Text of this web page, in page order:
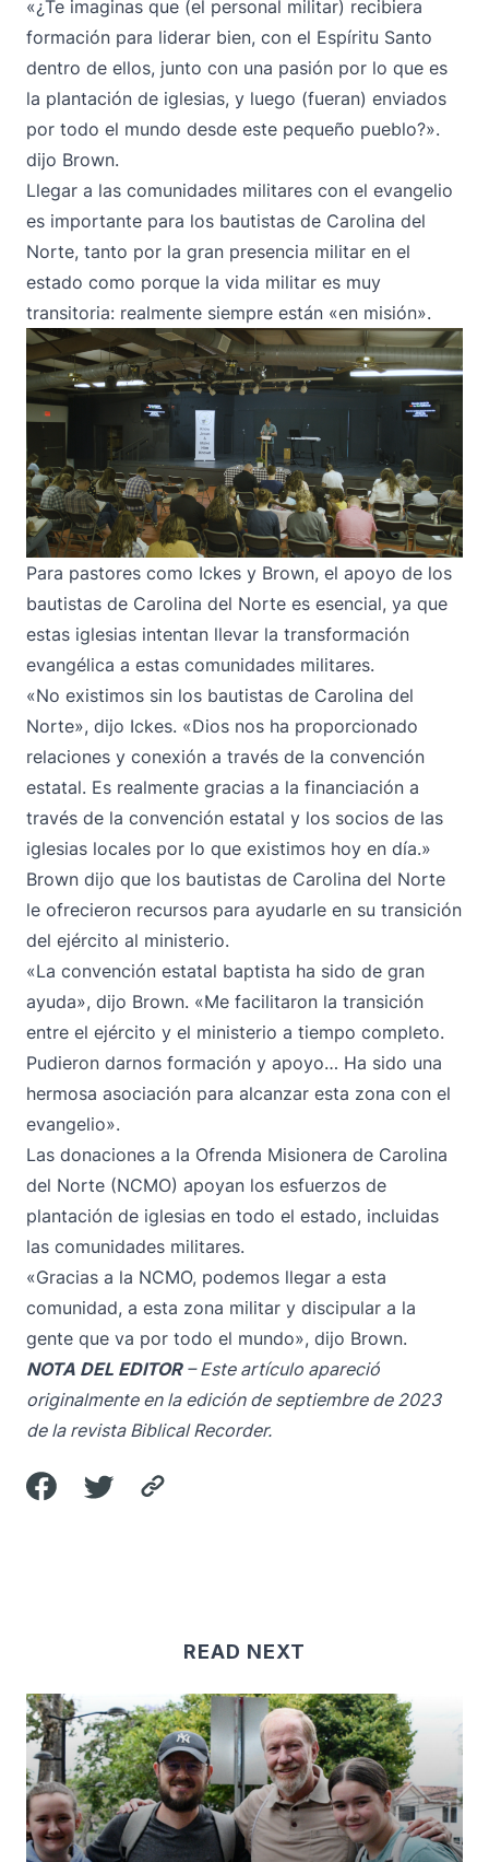
«¿Te imaginas que (el personal militar) recibiera
formación para liderar bien, con el Espíritu Santo
dentro de ellos, junto con una pasión por lo que es
la plantación de iglesias, y luego (fueran) enviados
por todo el mundo desde este pequeño pueblo?».
dijo Brown.
Llegar a las comunidades militares con el evangelio
es importante para los bautistas de Carolina del
Norte, tanto por la gran presencia militar en el
estado como porque la vida militar es muy
transitoria: realmente siempre están «en misión».
Para pastores como Ickes y Brown, el apoyo de los
bautistas de Carolina del Norte es esencial, ya que
estas iglesias intentan llevar la transformación
evangélica a estas comunidades militares.
«No existimos sin los bautistas de Carolina del
Norte», dijo Ickes. «Dios nos ha proporcionado
relaciones y conexión a través de la convención
estatal. Es realmente gracias a la financiación a
través de la convención estatal y los socios de las
iglesias locales por lo que existimos hoy en día.»
Brown dijo que los bautistas de Carolina del Norte
le ofrecieron recursos para ayudarle en su transición
del ejército al ministerio.
«La convención estatal baptista ha sido de gran
ayuda», dijo Brown. «Me facilitaron la transición
entre el ejército y el ministerio a tiempo completo.
Pudieron darnos formación y apoyo… Ha sido una
hermosa asociación para alcanzar esta zona con el
evangelio».
Las donaciones a la Ofrenda Misionera de Carolina
del Norte (NCMO) apoyan los esfuerzos de
plantación de iglesias en todo el estado, incluidas
las comunidades militares.
«Gracias a la NCMO, podemos llegar a esta
comunidad, a esta zona militar y discipular a la
gente que va por todo el mundo», dijo Brown.
NOTA DEL EDITOR– Este artículo apareció
originalmente en la edición de septiembre de 2023
de la revista Biblical Recorder.
READ NEXT